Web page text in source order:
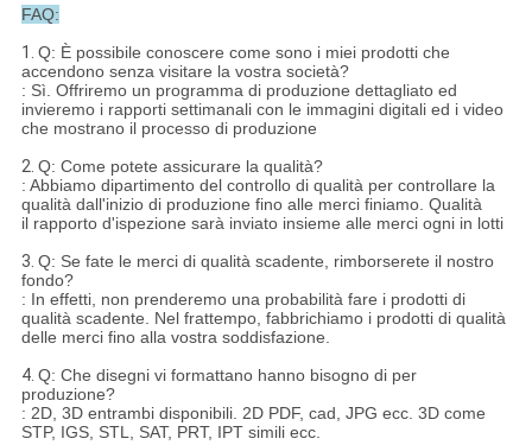
FAQ:
1. Q: È possibile conoscere come sono i miei prodotti che
accendono senza visitare la vostra società?
: Sì. Offriremo un programma di produzione dettagliato ed
invieremo i rapporti settimanali con le immagini digitali ed i video
che mostrano il processo di produzione
2. Q: Come potete assicurare la qualità?
: Abbiamo dipartimento del controllo di qualità per controllare la
qualità dall'inizio di produzione fino alle merci finiamo. Qualità
il rapporto d'ispezione sarà inviato insieme alle merci ogni in lotti
3. Q: Se fate le merci di qualità scadente, rimborserete il nostro
fondo?
: In effetti, non prenderemo una probabilità fare i prodotti di
qualità scadente. Nel frattempo, fabbrichiamo i prodotti di qualità
delle merci fino alla vostra soddisfazione.
4. Q: Che disegni vi formattano hanno bisogno di per
produzione?
: 2D, 3D entrambi disponibili. 2D PDF, cad, JPG ecc. 3D come
STP, IGS, STL, SAT, PRT, IPT simili ecc.